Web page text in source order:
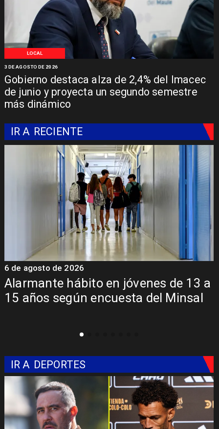
LOCAL
Gobierno destaca alza de 2,4% del Imacec
de junio y proyecta un segundo semestre
más dinámico
3 DE AGOSTO DE 2026
IR A RECIENTE
a Aprueban creación del Parque
Sebastián Piñera con inversión de
6 de agosto de 2026
IR A DEPORTES